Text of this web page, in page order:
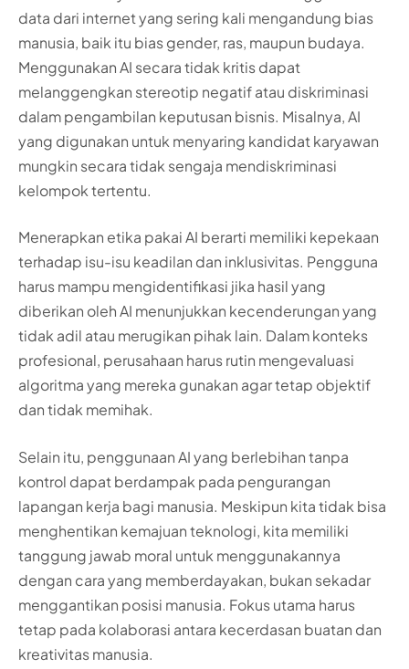
data dari internet yang sering kali mengandung bias
manusia, baik itu bias gender, ras, maupun budaya.
Menggunakan AI secara tidak kritis dapat
melanggengkan stereotip negatif atau diskriminasi
dalam pengambilan keputusan bisnis. Misalnya, AI
yang digunakan untuk menyaring kandidat karyawan
mungkin secara tidak sengaja mendiskriminasi
kelompok tertentu.
Menerapkan etika pakai AI berarti memiliki kepekaan
terhadap isu-isu keadilan dan inklusivitas. Pengguna
harus mampu mengidentifikasi jika hasil yang
diberikan oleh AI menunjukkan kecenderungan yang
tidak adil atau merugikan pihak lain. Dalam konteks
profesional, perusahaan harus rutin mengevaluasi
algoritma yang mereka gunakan agar tetap objektif
dan tidak memihak.
Selain itu, penggunaan AI yang berlebihan tanpa
kontrol dapat berdampak pada pengurangan
lapangan kerja bagi manusia. Meskipun kita tidak bisa
menghentikan kemajuan teknologi, kita memiliki
tanggung jawab moral untuk menggunakannya
dengan cara yang memberdayakan, bukan sekadar
menggantikan posisi manusia. Fokus utama harus
tetap pada kolaborasi antara kecerdasan buatan dan
kreativitas manusia.